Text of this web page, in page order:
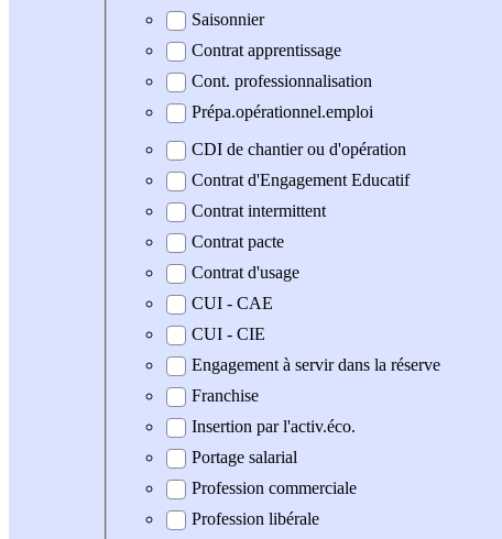
Saisonnier
Contrat apprentissage
Cont. professionnalisation
Prépa.opérationnel.emploi
CDI de chantier ou d'opération
Contrat d'Engagement Educatif
Contrat intermittent
Contrat pacte
Contrat d'usage
CUI - CAE
CUI - CIE
Engagement à servir dans la réserve
Franchise
Insertion par l'activ.éco.
Portage salarial
Profession commerciale
Profession libérale